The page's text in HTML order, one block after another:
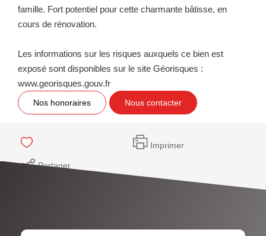
famille. Fort potentiel pour cette charmante bâtisse, en
cours de rénovation.
Les informations sur les risques auxquels ce bien est
exposé sont disponibles sur le site Géorisques :
www.georisques.gouv.fr
Nos honoraires Nous contacter
Imprimer
Partager